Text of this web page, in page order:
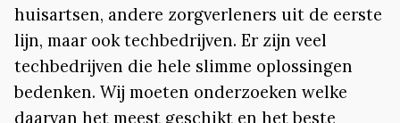
huisartsen, andere zorgverleners uit de eerste
lijn, maar ook techbedrijven. Er zijn veel
techbedrijven die hele slimme oplossingen
bedenken. Wij moeten onderzoeken welke
daarvan het meest geschikt en het beste